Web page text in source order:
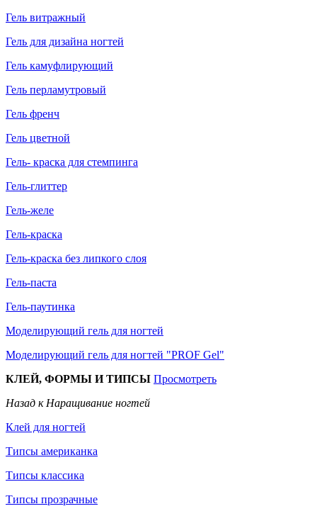
Гель витражный
Гель для дизайна ногтей
Гель камуфлирующий
Гель перламутровый
Гель френч
Гель цветной
Гель- краска для стемпинга
Гель-глиттер
Гель-желе
Гель-краска
Гель-краска без липкого слоя
Гель-паста
Гель-паутинка
Моделирующий гель для ногтей
Моделирующий гель для ногтей "PROF Gel"
КЛЕЙ, ФОРМЫ И ТИПСЫ Просмотреть
Назад к Наращивание ногтей
Клей для ногтей
Типсы американка
Типсы классика
Типсы прозрачные